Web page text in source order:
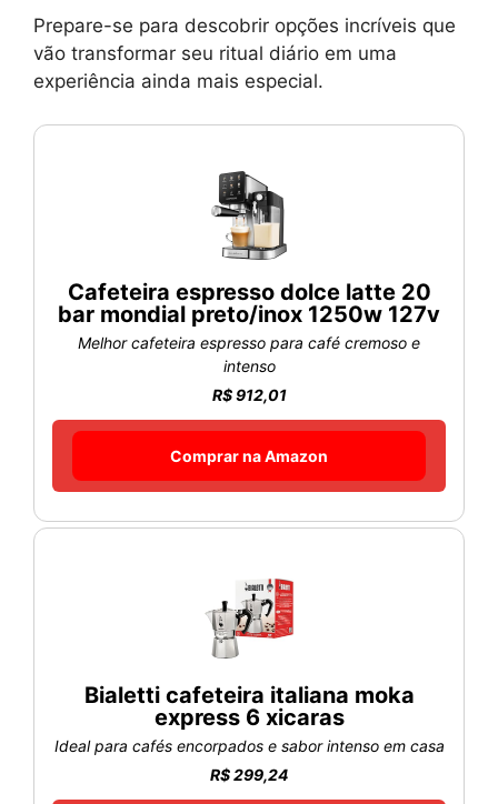
Prepare-se para descobrir opções incríveis que
vão transformar seu ritual diário em uma
experiência ainda mais especial.
Cafeteira espresso dolce latte 20
bar mondial preto/inox 1250w 127v
Melhor cafeteira espresso para café cremoso e
intenso
R$ 912,01
Comprar na Amazon
Bialetti cafeteira italiana moka
express 6 xicaras
Ideal para cafés encorpados e sabor intenso em casa
R$ 299,24